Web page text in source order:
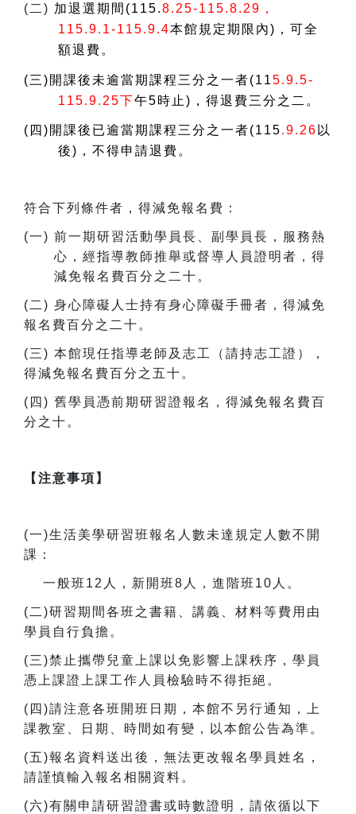
( 二) 加退選期間(115.8.25-115.8.29，
115.9.1-115.9.4本館規定期限內)，可全
額退費。
(三)開課後未逾當期課程三分之一者(115.9.5-
115.9.25下午5時止)，得退費三分之二。
(四)開課後已逾當期課程三分之一者(115.9.26以
後)，不得申請退費。
符合下列條件者，得減免報名費：
(一) 前一期研習活動學員長、副學員長，服務熱
心，經指導教師推舉或督導人員證明者，得
減免報名費百分之二十。
( 二) 身心障礙人士持有身心障礙手冊者，得減免
報名費百分之二十。
(三) 本館現任指導老師及志工（請持志工證），
得減免報名費百分之五十。
( 四) 舊學員憑前期研習證報名，得減免報名費百
分之十。
【注意事項】
(一)生活美學研習班報名人數未達規定人數不開
課：
一般班12人，新開班8人，進階班10人。
( 二)研習期間各班之書籍、講義、材料等費用由
學員自行負擔。
(三)禁止攜帶兒童上課以免影響上課秩序，學員
憑上課證上課工作人員檢驗時不得拒絕。
( 四)請注意各班開班日期，本館不另行通知，上
課教室、日期、時間如有變，以本館公告為準。
(五)報名資料送出後，無法更改報名學員姓名，
請謹慎輸入報名相關資料。
(六)有關申請研習證書或時數證明，請依循以下